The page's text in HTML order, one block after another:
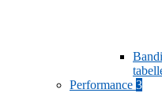
Performance 3